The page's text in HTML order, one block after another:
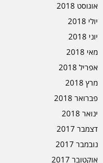
אוגוסט 2018
יולי 2018
יוני 2018
מאי 2018
אפריל 2018
מרץ 2018
פברואר 2018
ינואר 2018
דצמבר 2017
נובמבר 2017
אוקטובר 2017